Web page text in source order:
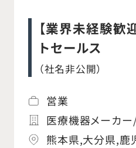
【業界未経験歓
トセールス
（社名非公開）
営業
医療機器メーカ
熊本県,大分県,鹿